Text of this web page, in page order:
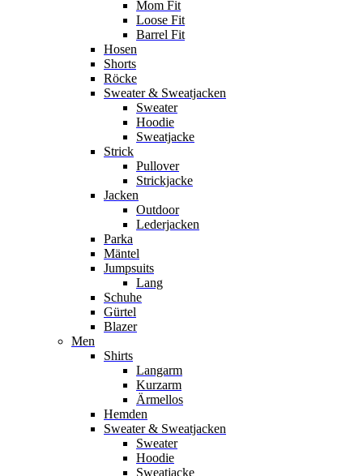
Mom Fit
Loose Fit
Barrel Fit
Hosen
Shorts
Röcke
Sweater & Sweatjacken
Sweater
Hoodie
Sweatjacke
Strick
Pullover
Strickjacke
Jacken
Outdoor
Lederjacken
Parka
Mäntel
Jumpsuits
Lang
Schuhe
Gürtel
Blazer
Men
Shirts
Langarm
Kurzarm
Ärmellos
Hemden
Sweater & Sweatjacken
Sweater
Hoodie
Sweatjacke